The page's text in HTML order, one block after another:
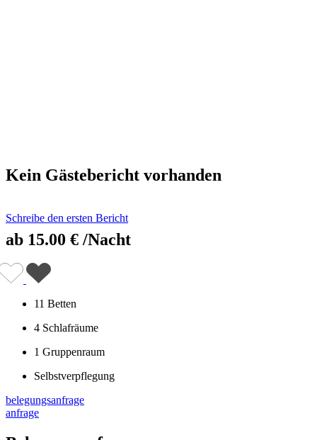
Kein Gästebericht vorhanden
Schreibe den ersten Bericht
ab 15.00 € /Nacht
11 Betten
4 Schlafräume
1 Gruppenraum
Selbstverpflegung
belegungsanfrage
anfrage